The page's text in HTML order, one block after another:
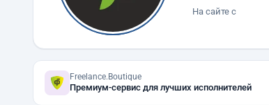
На сайте с
Freelance.Boutique
Премиум-сервис для лучших исполнителей